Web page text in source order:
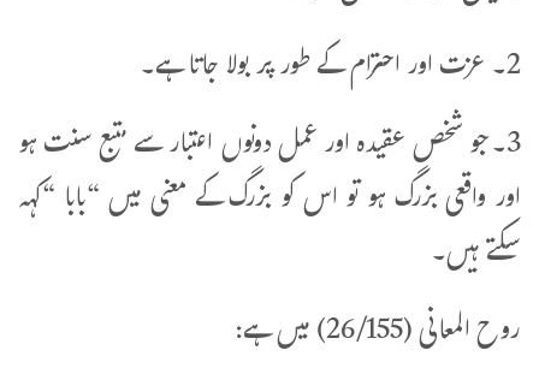
2۔ عزت اور احترام کے طور پر بولا جاتا ہے۔
3۔جو شخص عقیدہ اور عمل دونوں اعتبار سے متبع سنت ہو
اور واقعی بزرگ ہو تو اس کو بزرگ کے معنی میں “بابا “کہہ
سکتے ہیں۔
روح المعانی (26/155) میں ہے: